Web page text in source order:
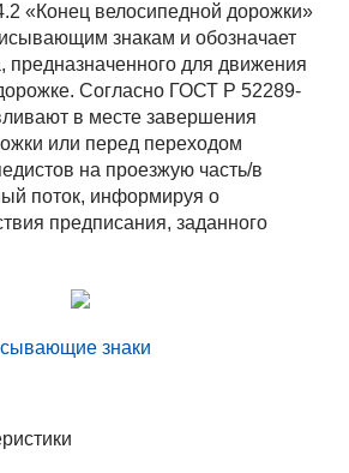
«Конец велосипедной дорожки»
знакам и обозначает
предназначенного для движения
Согласно ГОСТ Р 52289-
в месте завершения
или перед переходом
на проезжую часть/в
поток, информируя о
предписания, заданного
знаки